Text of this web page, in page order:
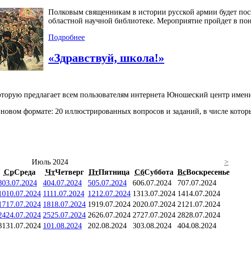
Полковым священникам в истории русской армии будет
областной научной библиотеке. Мероприятие пройдет в
Подробнее
«Здравствуй, школа!»
предлагает всем пользователям интернета Юношеский центр
формате: 20 иллюстрированных вопросов и заданий, в числе
Июль 2024
>
СрСреда ЧтЧетверг ПтПятница СбСуббота ВсВоскресенье
03.07.2024 404.07.2024 505.07.2024 606.07.2024 707.07.2024
10.07.2024 1111.07.2024 1212.07.2024 1313.07.2024 1414.07.2024
17.07.2024 1818.07.2024 1919.07.2024 2020.07.2024 2121.07.2024
24.07.2024 2525.07.2024 2626.07.2024 2727.07.2024 2828.07.2024
31.07.2024 101.08.2024 202.08.2024 303.08.2024 404.08.2024